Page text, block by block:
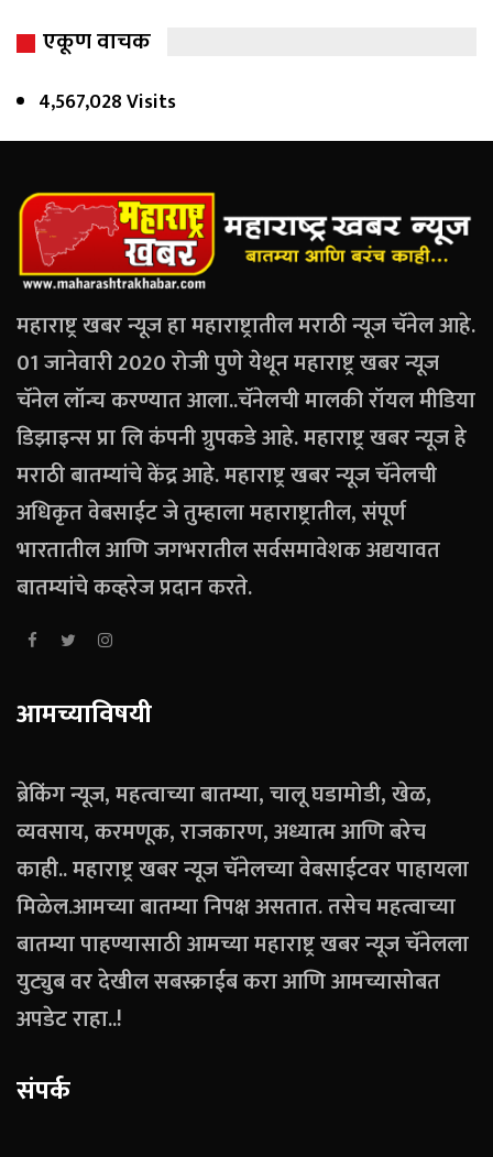
एकूण वाचक
4,567,028 Visits
महाराष्ट्र खबर न्यूज हा महाराष्ट्रातील मराठी न्यूज चॅनेल आहे.
01 जानेवारी 2020 रोजी पुणे येथून महाराष्ट्र खबर न्यूज
चॅनेल लॉन्च करण्यात आला..चॅनेलची मालकी रॉयल मीडिया
डिझाइन्स प्रा लि कंपनी ग्रुपकडे आहे. महाराष्ट्र खबर न्यूज हे
मराठी बातम्यांचे केंद्र आहे. महाराष्ट्र खबर न्यूज चॅनेलची
अधिकृत वेबसाईट जे तुम्हाला महाराष्ट्रातील, संपूर्ण
भारतातील आणि जगभरातील सर्वसमावेशक अद्ययावत
बातम्यांचे कव्हरेज प्रदान करते.
आमच्याविषयी
ब्रेकिंग न्यूज, महत्वाच्या बातम्या, चालू घडामोडी, खेळ,
व्यवसाय, करमणूक, राजकारण, अध्यात्म आणि बरेच
काही.. महाराष्ट्र खबर न्यूज चॅनेलच्या वेबसाईटवर पाहायला
मिळेल.आमच्या बातम्या निपक्ष असतात. तसेच महत्वाच्या
बातम्या पाहण्यासाठी आमच्या महाराष्ट्र खबर न्यूज चॅनेलला
युट्युब वर देखील सबस्क्राईब करा आणि आमच्यासोबत
अपडेट राहा..!
संपर्क